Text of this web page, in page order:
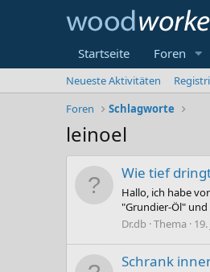
Startseite Foren
Neueste Aktivitäten
Foren
Schlagworte
leinoel
Wie tief
Hallo, ich habe
"Grundier-Öl"
Dr.db Thema
Schrank